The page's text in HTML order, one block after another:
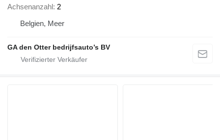
Achsenanzahl 2
Belgien, Meer
GA den Otter bedrijfsauto’s BV